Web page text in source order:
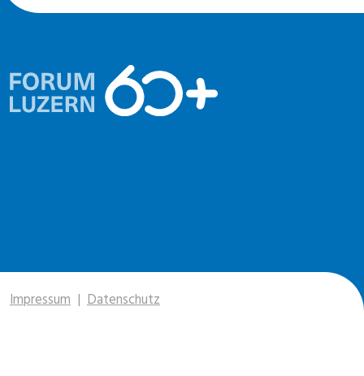
Impressum | Datenschutz